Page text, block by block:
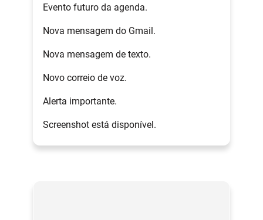
Evento futuro da agenda.
Nova mensagem do Gmail.
Nova mensagem de texto.
Novo correio de voz.
Alerta importante.
Screenshot está disponível.